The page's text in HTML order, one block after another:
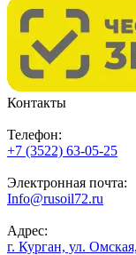
Контакты
Телефон:
+7 (3522) 63-05-25
Электронная почта:
Info@rusoil72.ru
Адрес:
г. Курган, ул.